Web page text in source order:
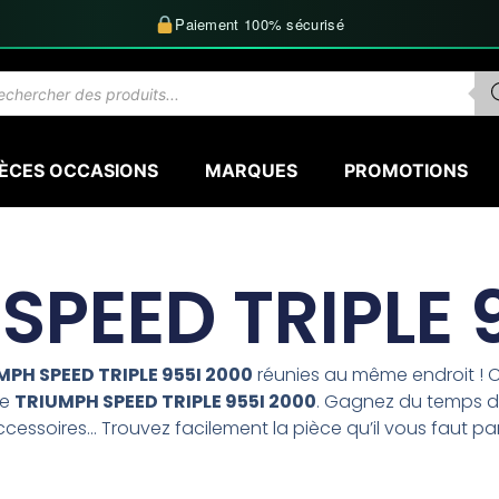
Paiement 100% sécurisé
OCCASIONS MARQUES PROMOTIONS
SPEED TRIPLE 955I 2000 réunies au même endroit !
TRIUMPH SPEED TRIPLE 955I 2000. Gagnez du temps
Trouvez facilement la pièce qu’il vous faut